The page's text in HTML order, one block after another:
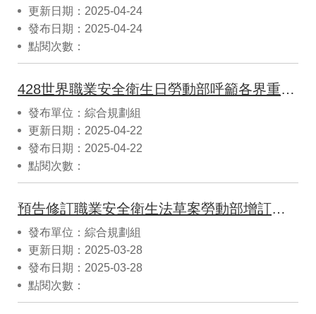
更新日期：2025-04-24
發布日期：2025-04-24
點閱次數：
428世界職業安全衛生日勞動部呼籲各界重視職場安全衛生預防工作
發布單位：綜合規劃組
更新日期：2025-04-22
發布日期：2025-04-22
點閱次數：
預告修訂職業安全衛生法草案勞動部增訂職場霸凌防治專章
發布單位：綜合規劃組
更新日期：2025-03-28
發布日期：2025-03-28
點閱次數：